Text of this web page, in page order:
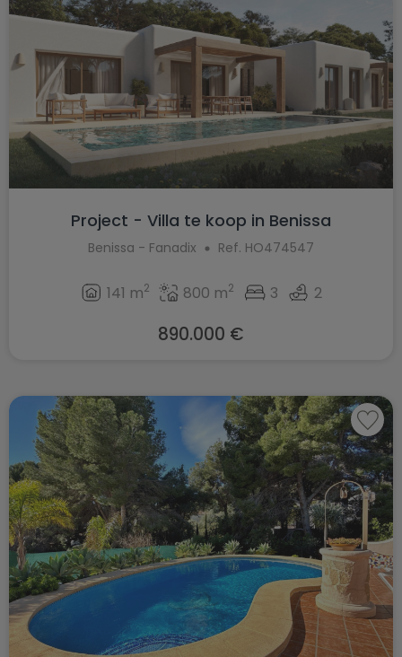
Project - Villa te koop in Benissa
Benissa - Fanadix Ref. HO474547
141 m2 800 m2 3 2
890.000 €